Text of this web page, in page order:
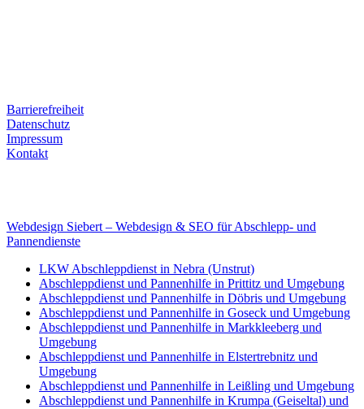
Barrierefreiheit
Datenschutz
Impressum
Kontakt
Webdesign Siebert – Webdesign & SEO für Abschlepp- und
Pannendienste
LKW Abschleppdienst in Nebra (Unstrut)
Abschleppdienst und Pannenhilfe in Prittitz und Umgebung
Abschleppdienst und Pannenhilfe in Döbris und Umgebung
Abschleppdienst und Pannenhilfe in Goseck und Umgebung
Abschleppdienst und Pannenhilfe in Markkleeberg und
Umgebung
Abschleppdienst und Pannenhilfe in Elstertrebnitz und
Umgebung
Abschleppdienst und Pannenhilfe in Leißling und Umgebung
Abschleppdienst und Pannenhilfe in Krumpa (Geiseltal) und